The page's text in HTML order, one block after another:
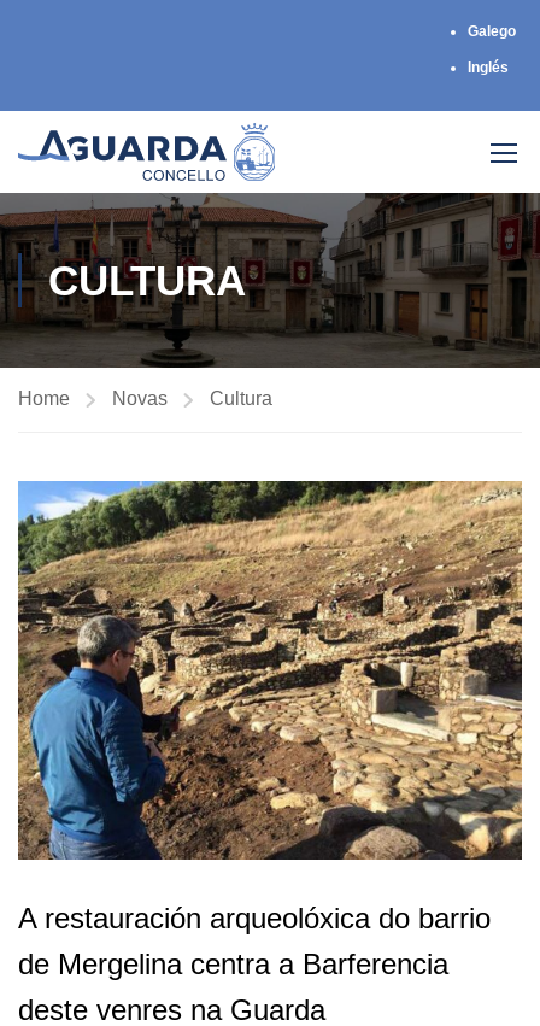
Galego
Inglés
CULTURA
Home Novas Cultura
A restauración arqueolóxica do barrio
de Mergelina centra a Barferencia
deste venres na Guarda